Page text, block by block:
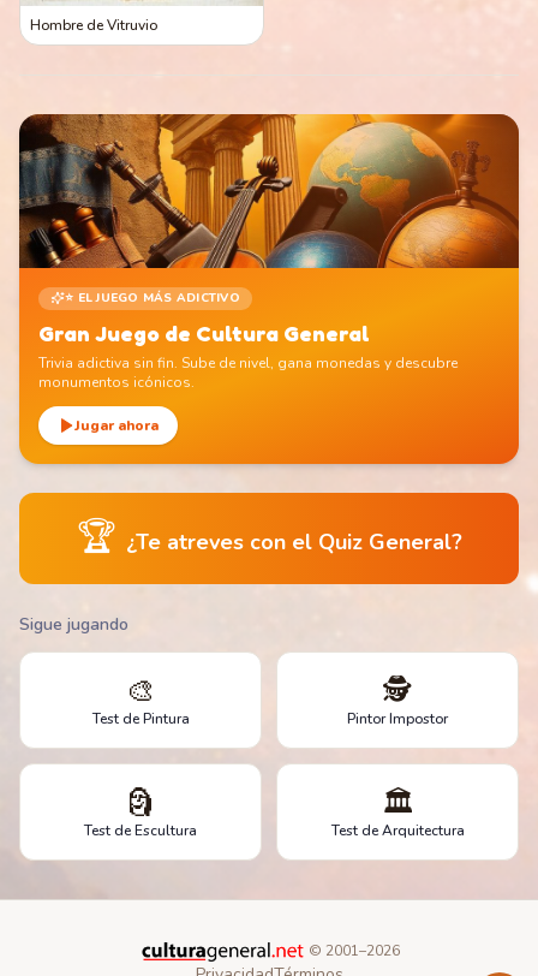
Hombre de Vitruvio
⭐ EL JUEGO MÁS ADICTIVO
Gran Juego de Cultura General
Trivia adictiva sin fin. Sube de nivel, gana monedas y descubre
monumentos icónicos.
Jugar ahora
🏆 ¿Te atreves con el Quiz General?
Sigue jugando
🎨
Test de Pintura
🕵️
Pintor Impostor
🗿
Test de Escultura
🏛️
Test de Arquitectura
© 2001–2026